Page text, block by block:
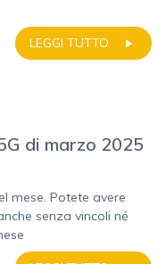
LEGGI TUTTO
di marzo 2025
mese. Potete avere
senza vincoli né